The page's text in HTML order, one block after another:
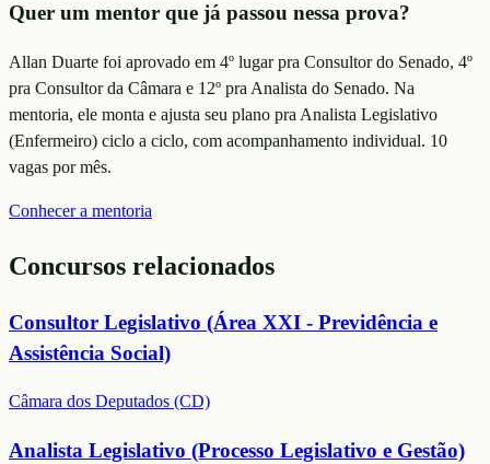
Quer um mentor que já passou nessa prova?
Allan Duarte foi aprovado em 4º lugar pra Consultor do Senado, 4º
pra Consultor da Câmara e 12º pra Analista do Senado. Na
mentoria, ele monta e ajusta seu plano pra Analista Legislativo
(Enfermeiro) ciclo a ciclo, com acompanhamento individual. 10
vagas por mês.
Conhecer a mentoria
Concursos relacionados
Consultor Legislativo (Área XXI - Previdência e
Assistência Social)
Câmara dos Deputados (CD)
Analista Legislativo (Processo Legislativo e Gestão)